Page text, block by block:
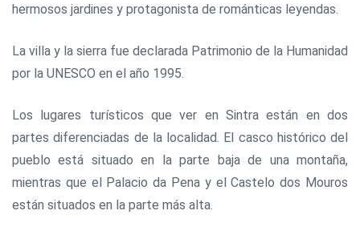
hermosos jardines y protagonista de románticas leyendas.
La villa y la sierra fue declarada Patrimonio de la Humanidad
por la UNESCO en el año 1995.
Los lugares turísticos que ver en Sintra están en dos
partes diferenciadas de la localidad. El casco histórico del
pueblo está situado en la parte baja de una montaña,
mientras que el Palacio da Pena y el Castelo dos Mouros
están situados en la parte más alta.